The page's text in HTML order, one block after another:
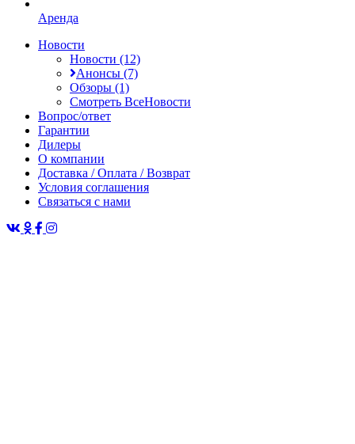
Аренда
Новости
Новости (12)
Анонсы (7)
Обзоры (1)
Смотреть ВсеНовости
Вопрос/ответ
Гарантии
Дилеры
О компании
Доставка / Оплата / Возврат
Условия соглашения
Связаться с нами